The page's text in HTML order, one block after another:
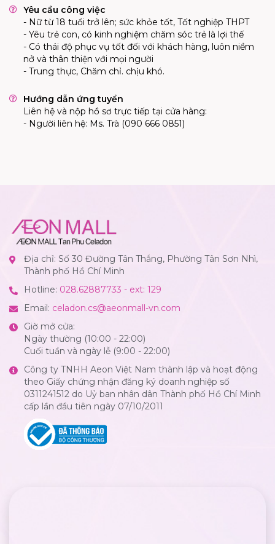
Yêu cầu công việc
- Nữ từ 18 tuổi trở lên; sức khỏe tốt, Tốt nghiệp THPT
- Yêu trẻ con, có kinh nghiệm chăm sóc trẻ là lợi thế
- Có thái độ phục vụ tốt đối với khách hàng, luôn niềm
nở và thân thiện với mọi người
- Trung thực, Chăm chỉ. chịu khó.
Hướng dẫn ứng tuyển
Liên hệ và nộp hồ sơ trực tiếp tại cửa hàng:
- Người liên hệ: Ms. Trà (090 666 0851)
Địa chỉ: Số 30 Đường Tân Thắng, Phường Tân Sơn Nhì,
Thành phố Hồ Chí Minh
Hotline: 028.62887733 - ext: 129
Email: celadon.cs@aeonmall-vn.com
Giờ mở cửa:
Ngày thường (10:00 - 22:00)
Cuối tuần và ngày lễ (9:00 - 22:00)
Công ty TNHH Aeon Việt Nam thành lập và hoạt động
theo Giấy chứng nhận đăng ký doanh nghiệp số
0311241512 do Uỷ ban nhân dân Thành phố Hồ Chí Minh
cấp lần đầu tiên ngày 07/10/2011